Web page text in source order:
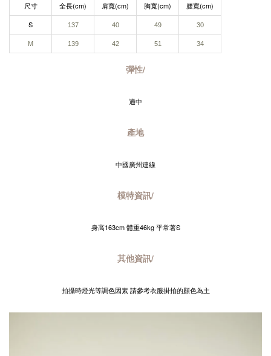
尺寸 全長(cm) 肩寬(cm) 胸寬(cm)
腰寬(cm)
S
137 40 49 30
M 139 42 51 34
彈性/
適中
產地
中國廣州連線
模特資訊/
身高163cm 體重46kg 平常著S
其他資訊/
拍攝時燈光等調色因素 請參考衣服掛拍的顏色為主